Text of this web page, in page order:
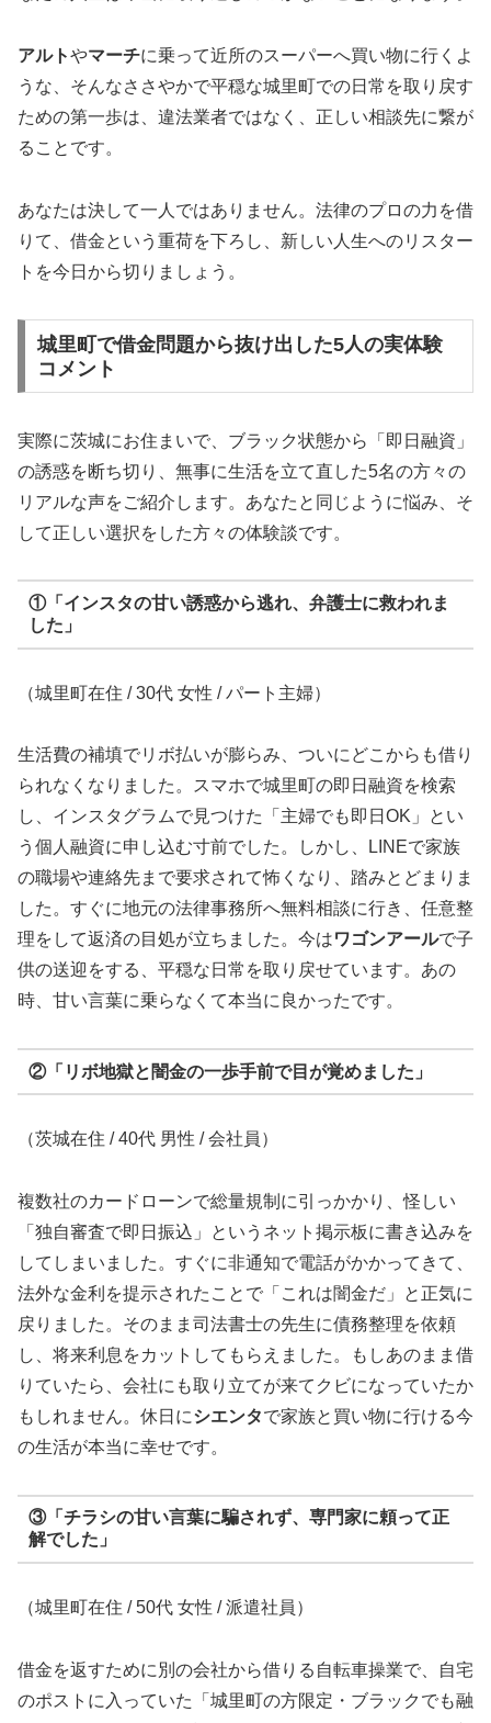
アルトやマーチに乗って近所のスーパーへ買い物に行くよ
うな、そんなささやかで平穏な城里町での日常を取り戻す
ための第一歩は、違法業者ではなく、正しい相談先に繋が
ることです。
あなたは決して一人ではありません。法律のプロの力を借
りて、借金という重荷を下ろし、新しい人生へのリスター
トを今日から切りましょう。
城里町で借金問題から抜け出した5人の実体験
コメント
実際に茨城にお住まいで、ブラック状態から「即日融資」
の誘惑を断ち切り、無事に生活を立て直した5名の方々の
リアルな声をご紹介します。あなたと同じように悩み、そ
して正しい選択をした方々の体験談です。
①「インスタの甘い誘惑から逃れ、弁護士に救われま
した」
（城里町在住 / 30代 女性 / パート主婦）
生活費の補填でリボ払いが膨らみ、ついにどこからも借り
られなくなりました。スマホで城里町の即日融資を検索
し、インスタグラムで見つけた「主婦でも即日OK」とい
う個人融資に申し込む寸前でした。しかし、LINEで家族
の職場や連絡先まで要求されて怖くなり、踏みとどまりま
した。すぐに地元の法律事務所へ無料相談に行き、任意整
理をして返済の目処が立ちました。今はワゴンアールで子
供の送迎をする、平穏な日常を取り戻せています。あの
時、甘い言葉に乗らなくて本当に良かったです。
②「リボ地獄と闇金の一歩手前で目が覚めました」
（茨城在住 / 40代 男性 / 会社員）
複数社のカードローンで総量規制に引っかかり、怪しい
「独自審査で即日振込」というネット掲示板に書き込みを
してしまいました。すぐに非通知で電話がかかってきて、
法外な金利を提示されたことで「これは闇金だ」と正気に
戻りました。そのまま司法書士の先生に債務整理を依頼
し、将来利息をカットしてもらえました。もしあのまま借
りていたら、会社にも取り立てが来てクビになっていたか
もしれません。休日にシエンタで家族と買い物に行ける今
の生活が本当に幸せです。
③「チラシの甘い言葉に騙されず、専門家に頼って正
解でした」
（城里町在住 / 50代 女性 / 派遣社員）
借金を返すために別の会社から借りる自転車操業で、自宅
のポストに入っていた「城里町の方限定・ブラックでも融